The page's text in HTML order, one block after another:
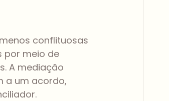
conflituosas
por meio de
A mediação
a um acordo,